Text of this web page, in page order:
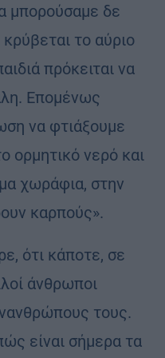
μπορούσαμε δε
το αύριο
πρόκειται να
Επομένως
να φτιάξουμε
ορμητικό νερό και
χωράφια, στην
καρπούς».
ότι κάποτε, σε
άνθρωποι
τους.
είναι σήμερα τα